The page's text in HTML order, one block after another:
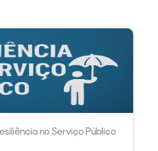
no Serviço Público